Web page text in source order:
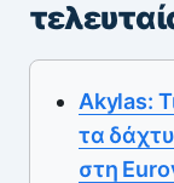
Akylas:
τα
στη